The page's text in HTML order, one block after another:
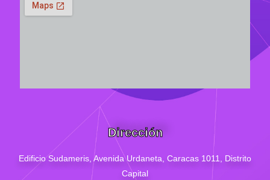
Dirección
Edificio Sudameris, Avenida Urdaneta, Caracas 1011, Distrito
Capital